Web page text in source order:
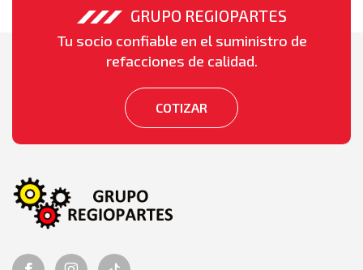
GRUPO REGIOPARTES
Tu socio confiable en el suministro de
refacciones de calidad.
COTIZAR